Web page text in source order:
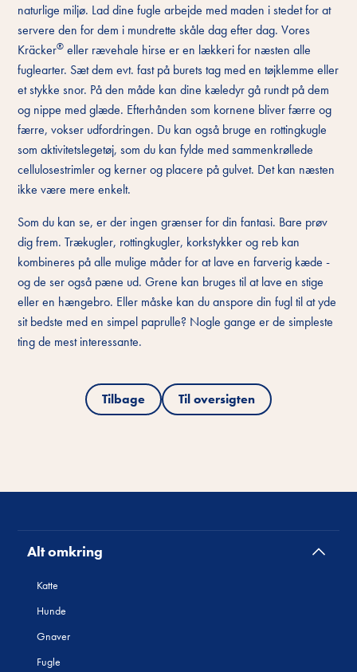
naturlige miljø. Lad dine fugle arbejde med maden i stedet for at
servere den for dem i mundrette skåle dag efter dag. Vores
Kräcker® eller rævehale hirse er en lækkeri for næsten alle
fuglearter. Sæt dem evt. fast på burets tag med en tøjklemme eller
et stykke snor. På den måde kan dine kæledyr gå rundt på dem
og nippe med glæde. Efterhånden som kornene bliver færre og
færre, vokser udfordringen. Du kan også bruge en rottingkugle
som aktivitetslegetøj, som du kan fylde med sammenkrøllede
cellulosestrimler og kerner og placere på gulvet. Det kan næsten
ikke være mere enkelt.
Som du kan se, er der ingen grænser for din fantasi. Bare prøv
dig frem. Trækugler, rottingkugler, korkstykker og reb kan
kombineres på alle mulige måder for at lave en farverig kæde -
og de ser også pæne ud. Grene kan bruges til at lave en stige
eller en hængebro. Eller måske kan du anspore din fugl til at yde
sit bedste med en simpel paprulle? Nogle gange er de simpleste
ting de mest interessante.
Tilbage Til oversigten
Alt omkring
Katte
Hunde
Gnaver
Fugle